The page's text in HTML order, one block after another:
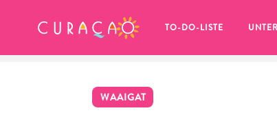
TO-DO-LISTE
WAAIGAT
MEINE FAVORITEN